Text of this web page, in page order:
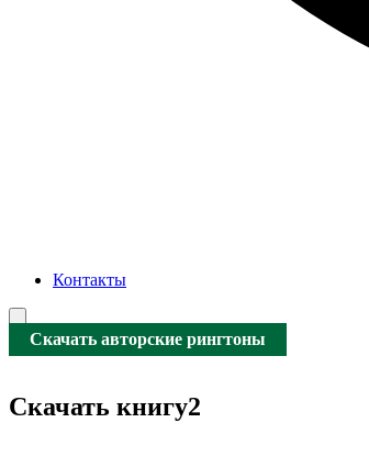
Контакты
Скачать авторские рингтоны
Скачать книгу2